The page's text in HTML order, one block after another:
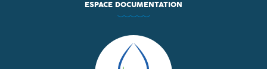
ESPACE DOCUMENTATION